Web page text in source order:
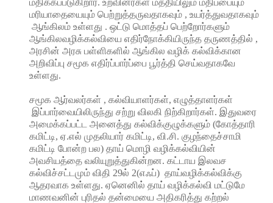
மரியாதையையும் பெற்றுத்தருவதாகவும் , உயர்த்துவதாகவும்
ஆங்கிலம் உள்ளது . ஒட்டு மொத்தப் பெற்றோர்களும்
ஆங்கிலவழிக்கல்வியை எதிர்நோக்கியிருந்த தருணத்தில் ,
அரசின் அரசு பள்ளிகளில் ஆங்கில வழிக் கல்விக்கான
அறிவிப்பு சமூக எதிர்ப்பார்ப்பை பூர்த்தி செய்வதாகவே
உள்ளது.
சமூக ஆர்வலர்கள் , கல்வியாளர்கள், எழுத்தாளர்கள்
இப்பார்வையிலிருந்து சற்று விலகி நிற்கிறார்கள். இதுவரை
அமைக்கப்பட்ட அனைத்து கல்விக்குழுக்களும் (கோத்தாரி
கமிட்டி, ஏ.எல் முதலியார் கமிட்டி, வி.சி. குழந்தைச்சாமி
கமிட்டி போன்ற பல) தாய் மொழி வழிக்கல்வியின்
அவசியத்தை வலியுறுத்துகின்றன. கட்டாய இலவச
கல்விச்சட்டமும் விதி 29ல் 2(எஃப்) தாய்வழிக்கல்விக்கு
ஆதரவாக உள்ளது. ஏனெனில் தாய் வழிக்கல்வி மட்டுமே
மாணவனின் புரிதல் தன்மையை அதிகரித்து கற்றல்